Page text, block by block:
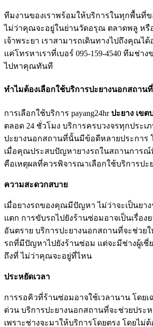
ทีมงานของเราพร้อมให้บริการในทุกพื้นที่
ไม่ว่าคุณจะอยู่ในย่านวัดอรุณ ตลาดพลู หรื
เจ้าพระยา เราสามารถเดินทางไปถึงคุณได้
แค่โทรหาเราที่เบอร์ 095-159-4540 ทีมช่าง
ไปหาคุณทันที
ทําไมต้องเลือกใช้บริการปะยางนอกสถานที่
การเลือกใช้บริการ payang24hrปะยาง เข
ตลอด 24 ชั่วโมง บริการครบวงจรทุกประเ
ปะยางนอกสถานที่นั้นมีข้อดีหลายประการ
เมื่อคุณประสบปัญหายางรถในสถานการณ์
คือเหตุผลที่ควรพิจารณาเลือกใช้บริการปะ
ความสะดวกสบาย
เมื่อยางรถของคุณมีปัญหา ไม่ว่าจะเป็นยาง
แตก การขับรถไปยังร้านซ่อมอาจเป็นเรื่อง
อันตราย บริการปะยางนอกสถานที่จะช่วย
รถที่มีปัญหาไปยังร้านซ่อม แต่จะมีช่างผู้เชี่
ถึงที่ ไม่ว่าคุณจะอยู่ที่ไหน
ประหยัดเวลา
การรอคิวที่ร้านซ่อมอาจใช้เวลานาน โดยเ
ด่วน บริการปะยางนอกสถานที่จะช่วยประ
เพราะช่างจะมาให้บริการโดยตรง โดยไม่